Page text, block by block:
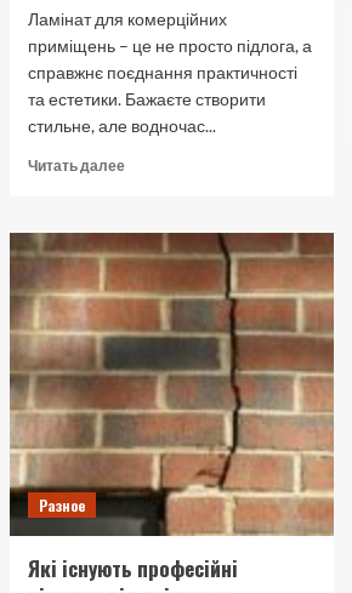
Ламінат для комерційних
приміщень – це не просто підлога, а
справжнє поєднання практичності
та естетики. Бажаєте створити
стильне, але водночас...
Читать далееПрочитать
Ламінат
для
приміщень:
міцність
естетика
одному
рішенні
Разное
Які існують професійні